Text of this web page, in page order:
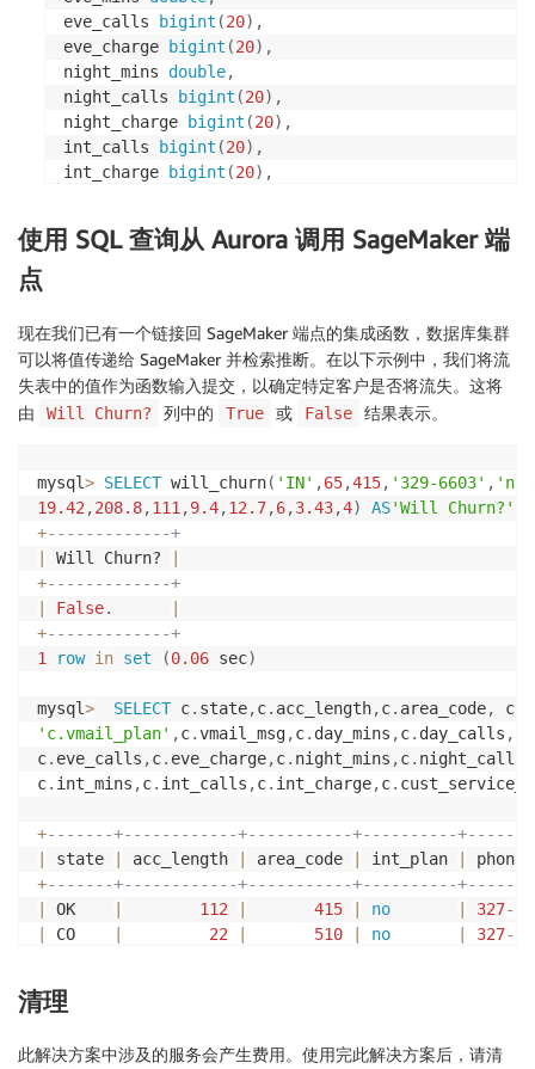
eve_calls
bigint (20) ,
eve_charge
bigint (20) ,
night_mins double,
night_calls
bigint (20) ,
night_charge
bigint (20) ,
int_calls
bigint (20) ,
int_charge
bigint (20) ,
)
RETURNS varchar CHARSET
alias aws_sagemaker_invoke_endpoint
使用 SQL 查询从 Aurora 调用 SageMaker 端
点
现在我们已有一个链接回 SageMaker 端点的集成函数，数据库集群
可以将值传递给 SageMaker 并检索推断。在以下示例中，我们将流
失表中的值作为函数输入提交，以确定特定客户是否将流失。这将
由
Will Churn? 列中的 True 或 False 结果表示。
mysql> SELECT will_churn( 'IN' ,65,415, '329-6603' , 'no'
19.42 ,208.8,111 ,9.4,12.7,6,3.43,4) AS'Will Churn?'
+-------------+
Will Churn?
+-------------+
False.
+-------------+
1
row in set (0.06 sec)
mysql> SELECT c. state,c. acc_length,c. area_code, c
'c.vmail_plan' ,c.vmail_msg,c. day_mins ,c. day_calls ,
c. eve_calls ,c. eve_charge,c. night_mins ,c. night_calls
c. int_mins ,c. int_calls ,c. int_charge,c.
+-------+------------+-----------+----------
state acc_length area_code int_plan
+-------+------------+-----------+----------
OK 112 415 no 327-
CO 22 510 no 327-
| SD
清理
此解决方案中涉及的服务会产生费用。使用完此解决方案后，请清